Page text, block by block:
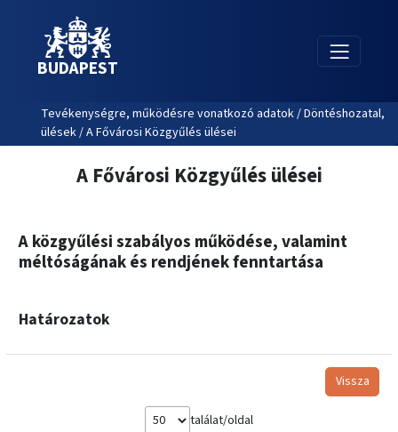
BUDAPEST
Tevékenységre, működésre vonatkozó adatok / Döntéshozatal,
ülések / A Fővárosi Közgyűlés ülései
A Fővárosi Közgyűlés ülései
A közgyűlési szabályos működése, valamint
méltóságának és rendjének fenntartása
Határozatok
Vissza
találat/oldal